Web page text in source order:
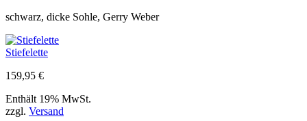
schwarz, dicke Sohle, Gerry Weber
Stiefelette
159,95 €
Enthält 19% MwSt.
zzgl. Versand